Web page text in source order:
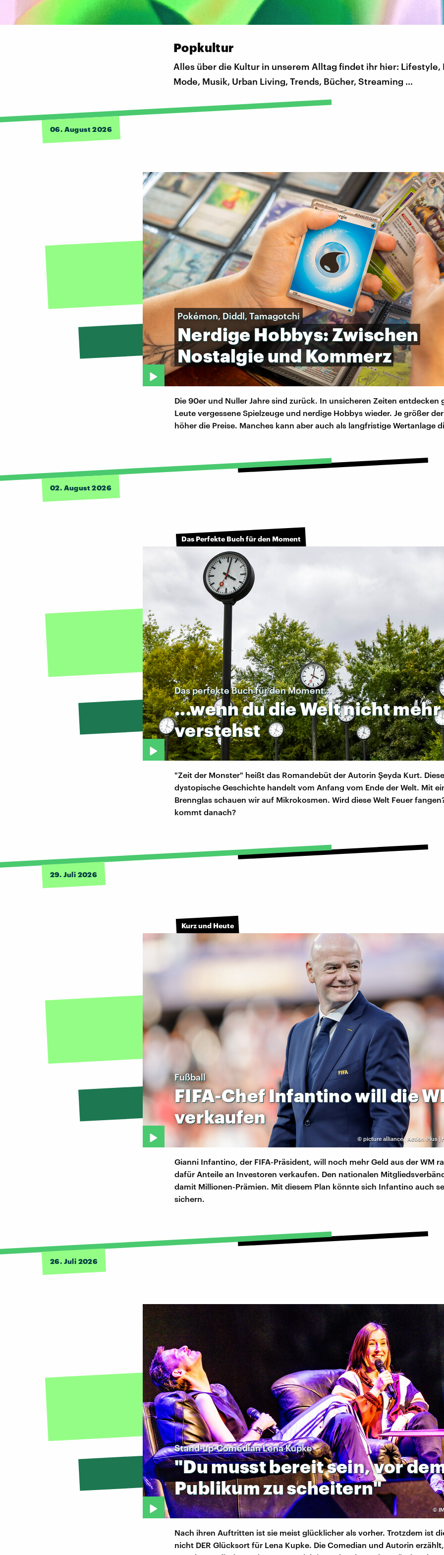
Popkultur
Alles über die Kultur in unserem Alltag findet ihr hier: Lifestyle,
Mode, Musik, Urban Living, Trends, Bücher, Streaming …
06. August 2026
Pokémon, Diddl, Tamagotchi
NerdigeHobbys:Zwischen
Nostalgieund Kommerz
Die 90er und Nuller Jahre sind zurück. In unsicheren Zeiten entdecken
Leute vergessene Spielzeuge und nerdige Hobbys wieder. Je größer
höher die Preise. Manches kann aber auch als langfristige Wertanlage
02. August 2026
Das Perfekte Buch für den Moment
Das perfekte Buch für den Moment...
...wenndudieWeltnichtmehr
verstehst
"Zeit der Monster" heißt das Romandebüt der Autorin Şeyda Kurt. Diese
dystopische Geschichte handelt vom Anfang vom Ende der Welt. Mit
Brennglas schauen wir auf Mikrokosmen. Wird diese Welt Feuer
kommt danach?
29. Juli 2026
Kurz und Heute
© picture alliance | Action Plus |
Fußball
FIFA-ChefInfantinowilldie
verkaufen
Gianni Infantino, der FIFA-Präsident, will noch mehr Geld aus der WM
dafür Anteile an Investoren verkaufen. Den nationalen
damit Millionen-Prämien. Mit diesem Plan könnte sich Infantino auch
sichern.
26. Juli 2026
©
Stand-up-Comedian Lena Kupke
"Dumusstbereitsein,vor
Publikumzuscheitern"
Nach ihren Auftritten ist sie meist glücklicher als vorher. Trotzdem ist
nicht DER Glücksort für Lena Kupke. Die Comedian und Autorin